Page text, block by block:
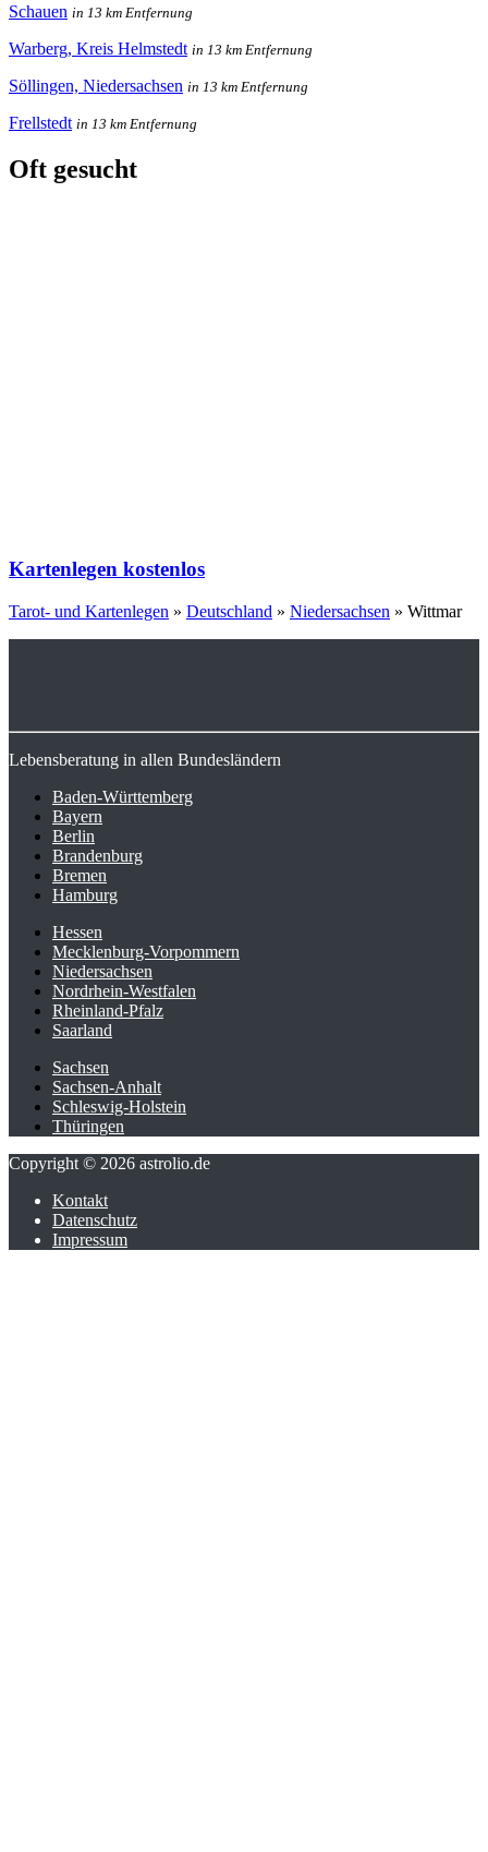
Schauen in 13 km Entfernung
Warberg, Kreis Helmstedt in 13 km Entfernung
Söllingen, Niedersachsen in 13 km Entfernung
Frellstedt in 13 km Entfernung
Oft gesucht
Kartenlegen kostenlos
Tarot- und Kartenlegen » Deutschland » Niedersachsen » Wittmar
Lebensberatung in allen Bundesländern
Baden-Württemberg
Bayern
Berlin
Brandenburg
Bremen
Hamburg
Hessen
Mecklenburg-Vorpommern
Niedersachsen
Nordrhein-Westfalen
Rheinland-Pfalz
Saarland
Sachsen
Sachsen-Anhalt
Schleswig-Holstein
Thüringen
Copyright © 2026 astrolio.de
Kontakt
Datenschutz
Impressum